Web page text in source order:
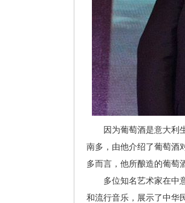
因为葡萄酒是意大利生
南多，由他介绍了葡萄酒
多而言，他所酿造的葡萄
多位知名艺术家在中意
和流行音乐，展示了中华